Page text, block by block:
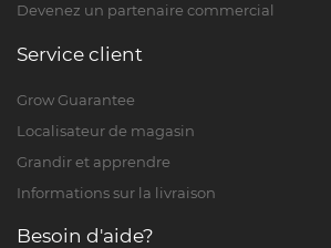
Devenez un partenaire commercial
Service client
Grow Guarantee
Localisateur de magasin
Grandir et apprendre
Informations sur la livraison
Besoin d'aide?